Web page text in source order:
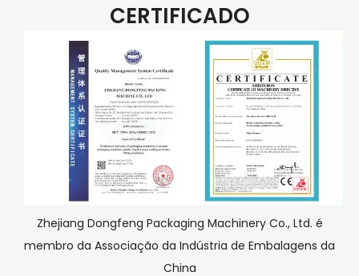
CERTIFICADO
Zhejiang Dongfeng Packaging Machinery Co., Ltd. é
membro da Associação da Indústria de Embalagens da
China